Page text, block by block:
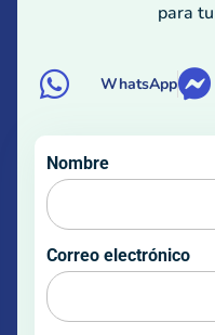
para
WhatsApp
Nombre
Correo electrónico